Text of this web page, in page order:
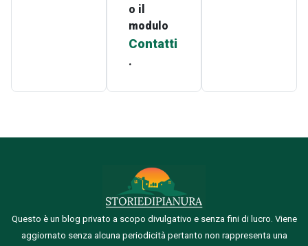
o il
modulo
Contatti
.
Questo è un blog privato a scopo divulgativo e senza fini di lucro. Viene
aggiornato senza alcuna periodicità pertanto non rappresenta una